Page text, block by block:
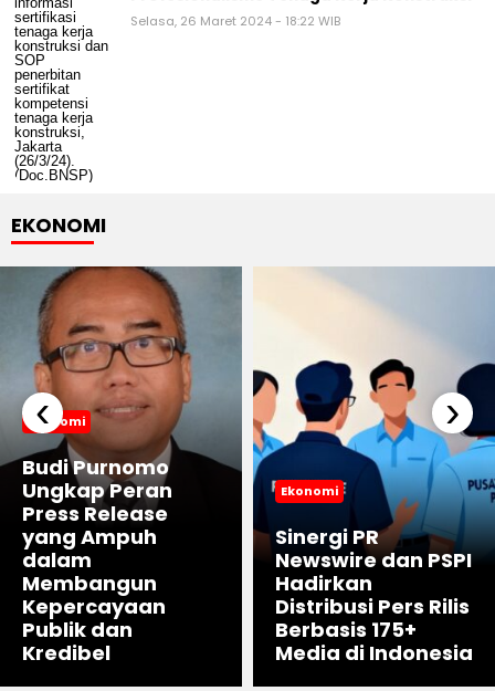
Selasa, 26 Maret 2024 - 18:22 WIB
EKONOMI
Ekonomi
Budi Purnomo
Ungkap Peran
Press Release
yang Ampuh
dalam
Membangun
Kepercayaan
Publik dan
Kredibel
Ekonomi
Sinergi PR
Newswire dan PSPI
Hadirkan
Distribusi Pers Rilis
Berbasis 175+
Media di Indonesia
‹ ›